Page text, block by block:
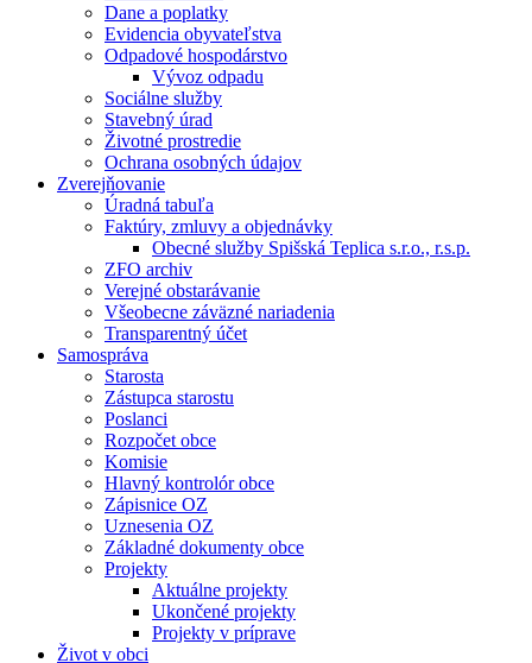
Dane a poplatky
Evidencia obyvateľstva
Odpadové hospodárstvo
Vývoz odpadu
Sociálne služby
Stavebný úrad
Životné prostredie
Ochrana osobných údajov
Zverejňovanie
Úradná tabuľa
Faktúry, zmluvy a objednávky
Obecné služby Spišská Teplica s.r.o., r.s.p.
ZFO archiv
Verejné obstarávanie
Všeobecne záväzné nariadenia
Transparentný účet
Samospráva
Starosta
Zástupca starostu
Poslanci
Rozpočet obce
Komisie
Hlavný kontrolór obce
Zápisnice OZ
Uznesenia OZ
Základné dokumenty obce
Projekty
Aktuálne projekty
Ukončené projekty
Projekty v príprave
Život v obci